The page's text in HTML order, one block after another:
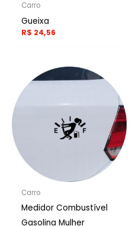
Carro
Gueixa
R$ 24,56
Carro
Medidor Combustível
Gasolina Mulher